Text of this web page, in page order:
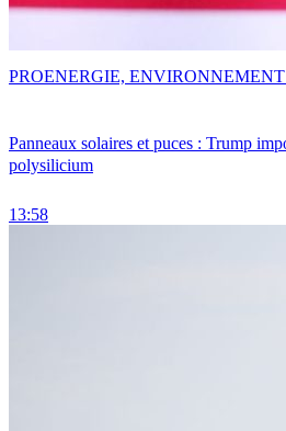
Panneaux solaires et puces : Trump
polysilicium
13:58
PROENERGIE,